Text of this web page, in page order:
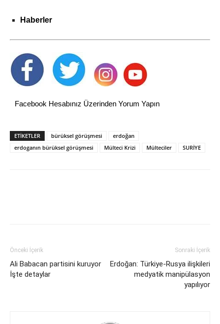
Haberler
Facebook Hesabınız Üzerinden Yorum Yapın
ETİKETLER bürüksel görüşmesi
erdoğan
erdoganın bürüksel görüşmesi
Mülteci Krizi Mülteciler SURİYE
Önceki İçerik
Ali Babacan partisini kuruyor
İşte detaylar
Sonraki İçerik
Erdoğan: Türkiye-Rusya ilişkileri
medyatik manipülasyon
yapılıyor